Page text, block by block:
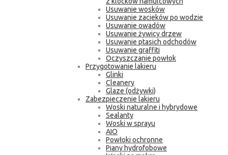
Usuwanie wosków
Usuwanie zacieków po wodzie
Usuwanie owadów
Usuwanie żywicy drzew
Usuwanie ptasich odchodów
Usuwanie graffiti
Oczyszczanie powłok
Przygotowanie lakieru
Glinki
Cleanery
Glaze (odżywki)
Zabezpieczenie lakieru
Woski naturalne i hybrydowe
Sealanty
Woski w sprayu
AIO
Powłoki ochronne
Piany hydrofobowe